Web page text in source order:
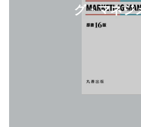
グ・マネジ